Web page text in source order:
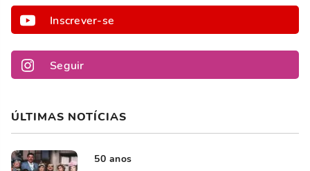
Inscrever-se
Seguir
ÚLTIMAS NOTÍCIAS
50 anos